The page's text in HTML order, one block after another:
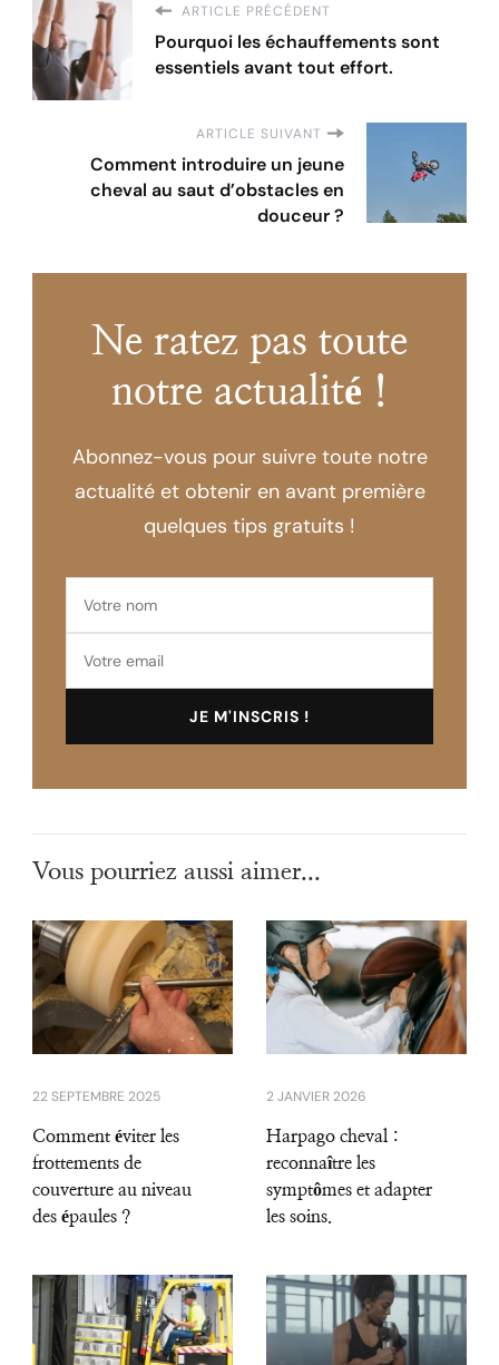
ARTICLE PRÉCÉDENT
Pourquoi les échauffements sont
essentiels avant tout effort.
ARTICLE SUIVANT
Comment introduire un jeune
cheval au saut d’obstacles en
douceur ?
Ne ratez pas toute
notre actualité !
Abonnez-vous pour suivre toute notre
actualité et obtenir en avant première
quelques tips gratuits !
Vous pourriez aussi aimer...
22 SEPTEMBRE 2025
Comment éviter les
frottements de
couverture au niveau
des épaules ?
2 JANVIER 2026
Harpago cheval :
reconnaître les
symptômes et adapter
les soins.